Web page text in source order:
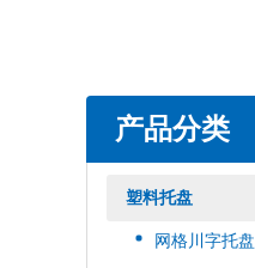
产品分类
塑料托盘
网格川字托盘